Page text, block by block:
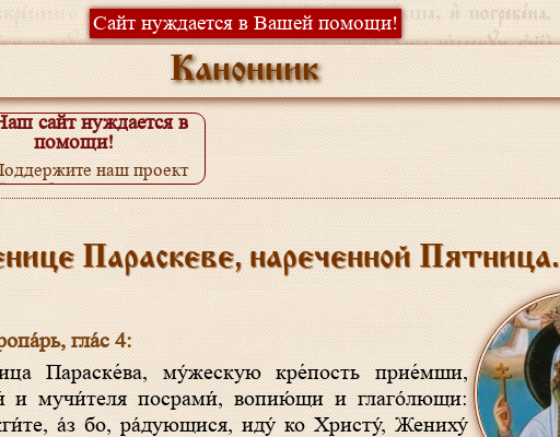
Сайт нуждается в Вашей помощи!
Канонник
сайт нуждается в
помощи!
наш проект
Параскеве, нареченной Пятница.
гла́с 4:
и мучи́теля посрами́, вопию́щи и глаго́лющи:
а́з бо, ра́дующися, иду́ ко Христу́, Жениху́